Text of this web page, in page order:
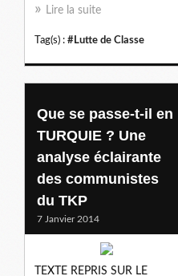
Lire la suite
Tag(s) : #Lutte de Classe
Que se passe-t-il en
TURQUIE ? Une
analyse éclairante
des communistes
du TKP
7 Janvier 2014
TEXTE REPRIS SUR LE